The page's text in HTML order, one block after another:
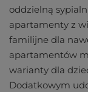
oddzielną
apartamenty z
familijne dla
apartamentów
warianty dla
Dodatkowym